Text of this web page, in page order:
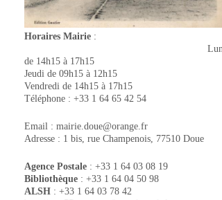
Horaires Mairie
de 14h15 à 17h15
Jeudi de 09h15 à 12h15
Vendredi de 14h15 à 17h15
Téléphone : +33 1 64 65 42 54
Email : mairie.doue@orange.fr
Adresse : 1 bis, rue Champenois, 77510 Doue
Agence Postale: +33 1 64 03 08 19
Bibliothèque: +33 1 64 04 50 98
ALSH: +33 1 64 03 78 42